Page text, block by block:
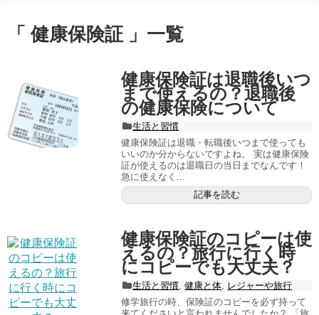
「 健康保険証 」一覧
健康保険証は退職後いつ
まで使えるの？退職後
の健康保険について
生活と習慣
健康保険証は退職・転職後いつまで使っても
いいのか分からないですよね。 実は健康保険
証が使えるのは退職日の当日までなんです！
急に使えなく...
記事を読む
健康保険証のコピーは使
えるの？旅行に行く時
にコピーでも大丈夫？
生活と習慣 ,健康と体
レジャーや旅行
修学旅行の時、保険証のコピーを必ず持って